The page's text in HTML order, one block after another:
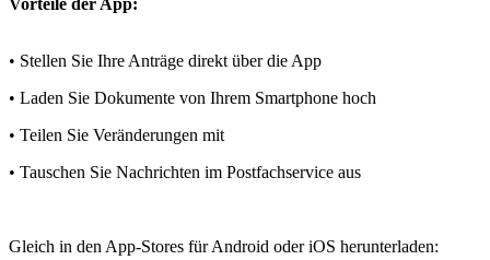
• Stellen Sie Ihre Anträge direkt über die App
• Laden Sie Dokumente von Ihrem Smartphone hoch
• Teilen Sie Veränderungen mit
• Tauschen Sie Nachrichten im Postfachservice aus
Gleich in den App-Stores für Android oder iOS herunterladen: